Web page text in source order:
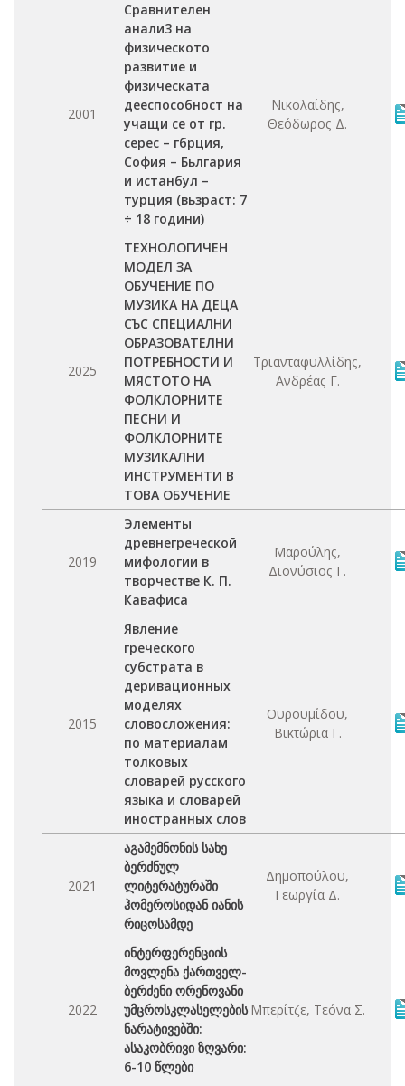
2001
Сравнителен
анали3 на
физическото
развитие и
физическата
дееспособност на
учащи се от гр.
серес – гбрция,
София – Бьлгария
и истанбул –
турция (вьзраст: 7
÷ 18 години)
Νικολαίδης,
Θεόδωρος Δ.
2025
ТЕХНОЛОГИЧЕН
МОДЕЛ ЗА
ОБУЧЕНИЕ ПО
МУЗИКА НА ДЕЦА
СЪС СПЕЦИАЛНИ
ОБРАЗОВАТЕЛНИ
ПОТРЕБНОСТИ И
МЯСТОТО НА
ФОЛКЛОРНИТЕ
ПЕСНИ И
ФОЛКЛОРНИТЕ
МУЗИКАЛНИ
ИНСТРУМЕНТИ В
ТОВА ОБУЧЕНИЕ
Τριανταφυλλίδης,
Ανδρέας Γ.
2019
Элементы
древнегреческой
мифологии в
творчестве К. П.
Кавафиса
Μαρούλης,
Διονύσιος Γ.
2015
Явление
греческого
субстрата в
деривационных
моделях
словосложения:
по материалам
толковых
словарей русского
языка и словарей
иностранных слов
Ουρουμίδου,
Βικτώρια Γ.
2021
აგამემნონის სახე
ბერძნულ
ლიტერატურაში
ჰომეროსიდან იანის
რიცოსამდე
Δημοπούλου,
Γεωργία Δ.
2022
ინტერფერენციის
მოვლენა ქართველ-
ბერძენი ორენოვანი
უმცროსკლასელების
ნარატივებში:
ასაკობრივი ზღვარი:
6-10 წლები
Μπερίτζε, Τεόνα Σ.